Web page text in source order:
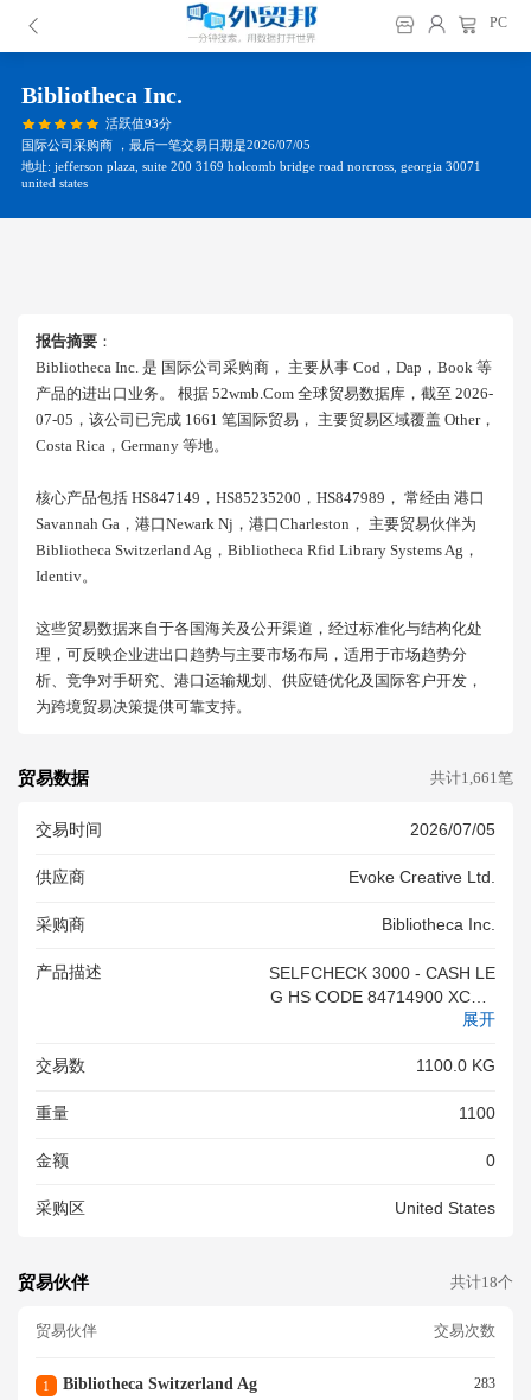
PC
Bibliotheca Inc.
活跃值93分
国际公司采购商 ，最后一笔交易日期是2026/07/05
地址: jefferson plaza, suite 200 3169 holcomb bridge road norcross, georgia 30071
united states
报告摘要 ：
Bibliotheca Inc. 是 国际公司采购商， 主要从事 Cod，dap，book 等
产品的进出口业务。 根据 52wmb.com 全球贸易数据库，截至 2026-
07-05，该公司已完成 1661 笔国际贸易， 主要贸易区域覆盖 Other，
Costa Rica，germany 等地。
核心产品包括 HS847149，HS85235200，HS847989， 常经由 港口
Savannah Ga，港口newark Nj，港口charleston， 主要贸易伙伴为
Bibliotheca Switzerland Ag，bibliotheca Rfid Library Systems Ag，
Identiv。
这些贸易数据来自于各国海关及公开渠道，经过标准化与结构化处
理，可反映企业进出口趋势与主要市场布局，适用于市场趋势分
析、竞争对手研究、港口运输规划、供应链优化及国际客户开发，
为跨境贸易决策提供可靠支持。
贸易数据 共计1,661笔
交易时间 2026/07/05
供应商 Evoke Creative Ltd.
采购商 Bibliotheca Inc.
产品描述
SELFCHECK 3000 - CASH LE
G HS CODE 84714900 XCON
TACT XXXXXXXXXXXX TEL 0
KSMITHFREIGHT. CO.UK GB
XXXXXXXXXXXXXXXX XXXXX
XXXXXXX<br/>
展开
交易数 1100.0 KG
重量 1100
金额 0
采购区 United States
贸易伙伴 共计18个
贸易伙伴 交易次数
1 Bibliotheca Switzerland Ag 283